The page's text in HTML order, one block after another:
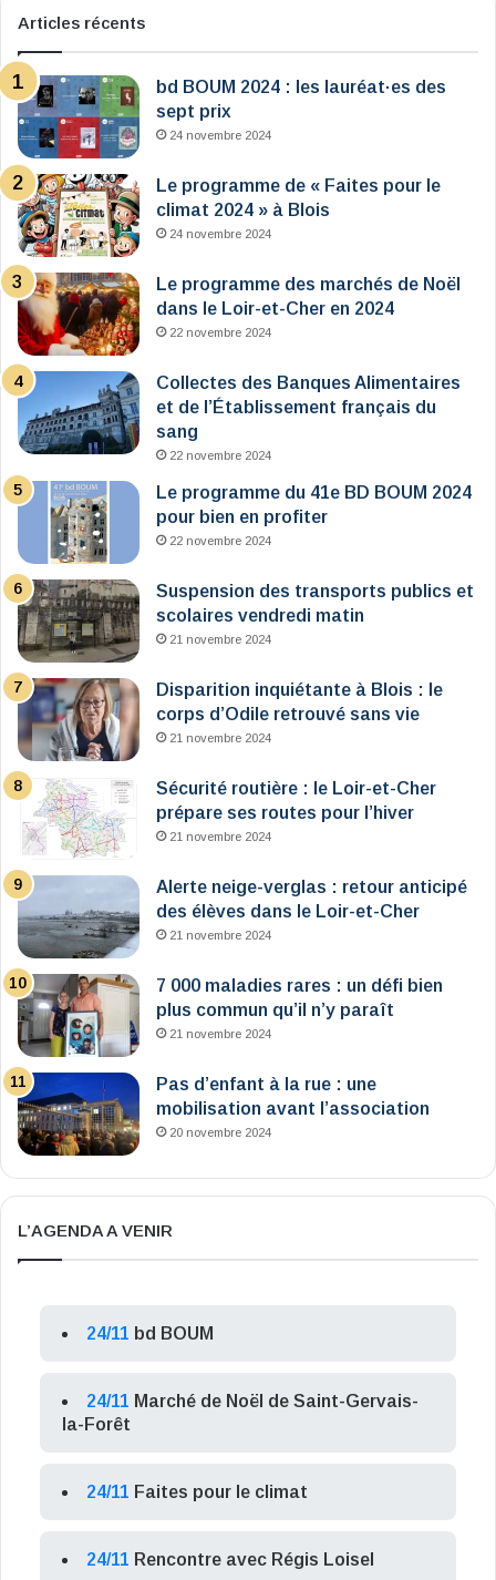
Articles récents
bd BOUM 2024 : les lauréat·es des
sept prix
24 novembre 2024
Le programme de « Faites pour le
climat 2024 » à Blois
24 novembre 2024
Le programme des marchés de Noël
dans le Loir-et-Cher en 2024
22 novembre 2024
Collectes des Banques Alimentaires
et de l’Établissement français du
sang
22 novembre 2024
Le programme du 41e BD BOUM 2024
pour bien en profiter
22 novembre 2024
Suspension des transports publics et
scolaires vendredi matin
21 novembre 2024
Disparition inquiétante à Blois : le
corps d’Odile retrouvé sans vie
21 novembre 2024
Sécurité routière : le Loir-et-Cher
prépare ses routes pour l’hiver
21 novembre 2024
Alerte neige-verglas : retour anticipé
des élèves dans le Loir-et-Cher
21 novembre 2024
7 000 maladies rares : un défi bien
plus commun qu’il n’y paraît
21 novembre 2024
Pas d’enfant à la rue : une
mobilisation avant l’association
20 novembre 2024
L’AGENDA A VENIR
24/11 bd BOUM
24/11 Marché de Noël de Saint-Gervais-
la-Forêt
24/11 Faites pour le climat
24/11 Rencontre avec Régis Loisel